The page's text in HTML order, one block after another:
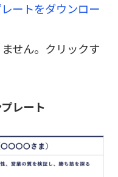
ートをダウンロー
せん。クリックす
レート